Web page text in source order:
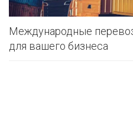
Международные
для вашего бизнеса